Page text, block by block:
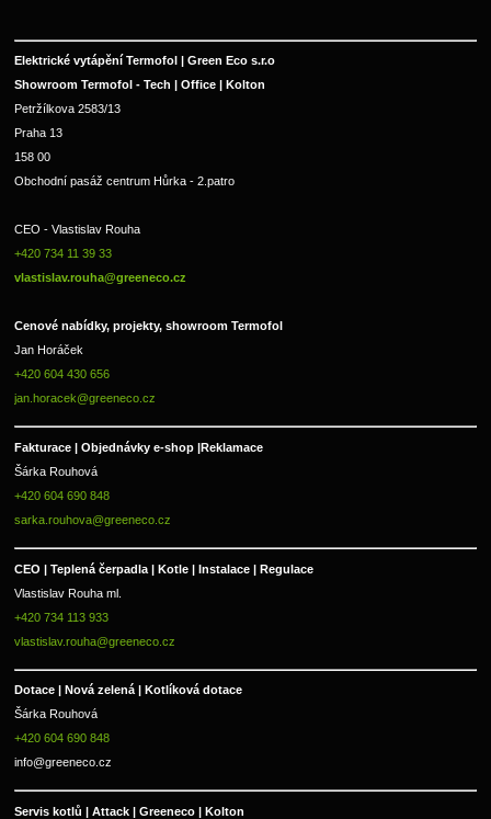
Elektrické vytápění Termofol | Green Eco s.r.o
Showroom Termofol - Tech | Office | Kolton
Petržílkova 2583/13
Praha 13
158 00
Obchodní pasáž centrum Hůrka - 2.patro
CEO - Vlastislav Rouha
+420 734 11 39 33
vlastislav.rouha@greeneco.cz
Cenové nabídky, projekty, showroom Termofol
Jan Horáček
+420 604 430 656
jan.horacek@greeneco.cz
Fakturace | Objednávky e-shop |Reklamace
Šárka Rouhová
+420 604 690 848
sarka.rouhova@greeneco.cz
CEO | Teplená čerpadla | Kotle | Instalace | Regulace
Vlastislav Rouha ml.
+420 734 113 933
vlastislav.rouha@greeneco.cz
Dotace | Nová zelená | Kotlíková dotace
Šárka Rouhová
+420 604 690 848
info@greeneco.cz
Servis kotlů | Attack | Greeneco | Kolton